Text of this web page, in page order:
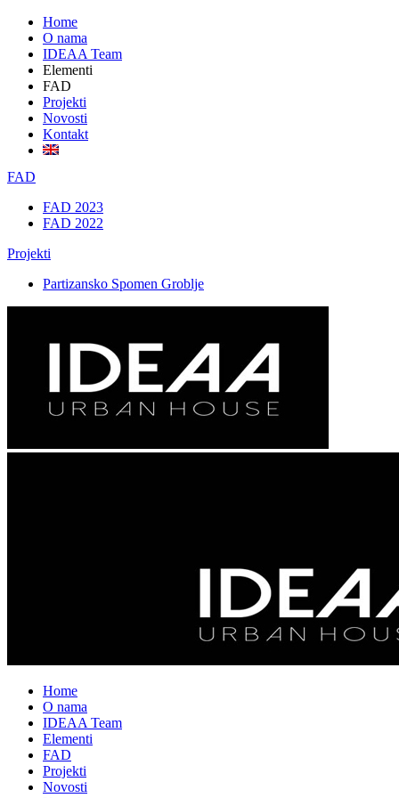
Home
O nama
IDEAA Team
Elementi
FAD
Projekti
Novosti
Kontakt
FAD
FAD 2023
FAD 2022
Projekti
Partizansko Spomen Groblje
Home
O nama
IDEAA Team
Elementi
FAD
Projekti
Novosti